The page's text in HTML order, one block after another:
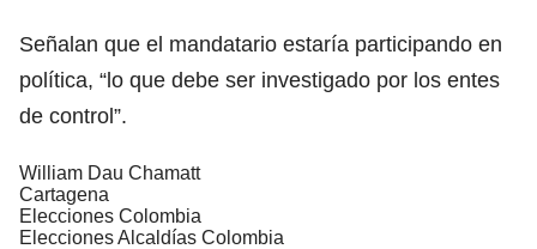
Señalan que el mandatario estaría participando en
política, “lo que debe ser investigado por los entes
de control”.
William Dau Chamatt
Cartagena
Elecciones Colombia
Elecciones Alcaldías Colombia